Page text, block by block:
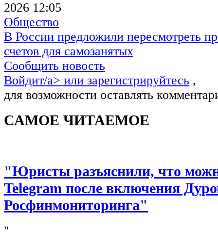
2026 12:05
Общество
В России предложили пересмотреть
счетов для самозанятых
Сообщить новость
Войдит/a> или зарегистрируйтесь ,
для возможности оставлять
САМОЕ ЧИТАЕМОЕ
"Юристы разъяснили, что
Telegram после включения
Росфинмониторинга"
"